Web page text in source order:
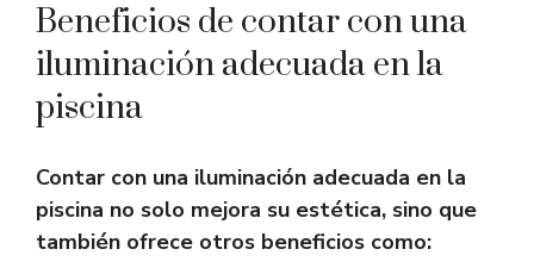
Beneficios de contar con una
iluminación adecuada en la
piscina
Contar con una iluminación adecuada en la
piscina no solo mejora su estética, sino que
también ofrece otros beneficios como: